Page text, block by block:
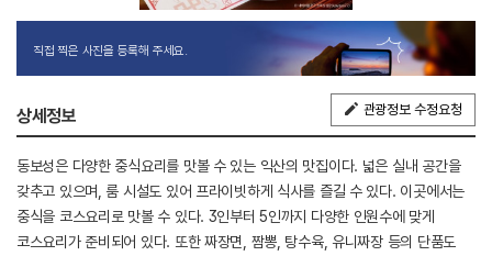
직접 찍은 사진을 등록해 주세요.
상세정보 관광정보 수정요청
동보성은 다양한 중식요리를 맛볼 수 있는 익산의 맛집이다. 넓은 실내 공간을
갖추고 있으며, 룸 시설도 있어 프라이빗하게 식사를 즐길 수 있다. 이곳에서는
중식을 코스요리로 맛볼 수 있다. 3인부터 5인까지 다양한 인원수에 맞게
코스요리가 준비되어 있다. 또한 짜장면, 짬뽕, 탕수육, 유니짜장 등의 단품도